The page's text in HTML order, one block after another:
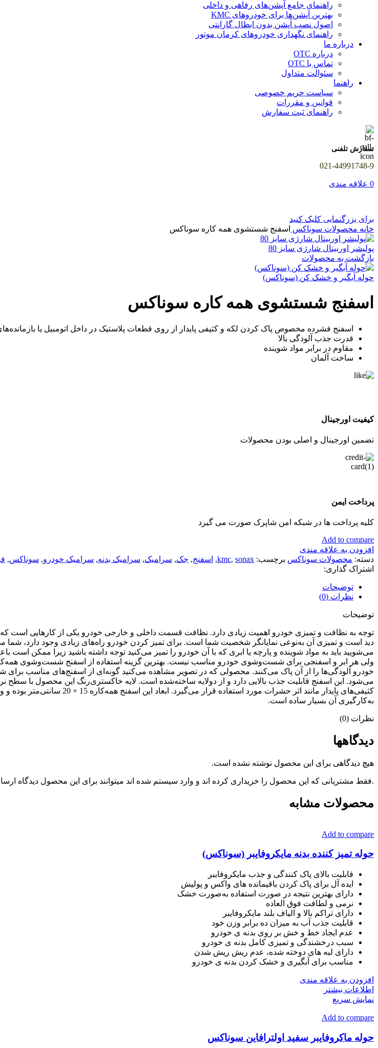
راهنمای جامع آپشن‌های رفاهی و داخلی
بهترین آپشن‌ها برای خودروهای KMC
اصول نصب آپشن بدون ابطال گارانتی
راهنمای نگهداری خودروهای کرمان موتور
درباره ما
درباره OTC
تماس با OTC
سئوالت متداول
راهنما
سیاست حریم خصوصی
قوانین و مقررات
راهنمای ثبت سفارش
سفارش تلفنی
021-44991748-9
0 علاقه مندی
برای بزرگنمایی کلیک کنید
خانه محصولات سوناکس اسفنج شستشوی همه کاره سوناکس
پولیشر اوربیتال شارژی سایز 80
بازگشت به محصولات
حوله آبگیر و خشک کن (سوناکس)
اسفنج شستشوی همه کاره سوناکس
اسفنج فشرده مخصوص پاک کردن لکه و کثیفی پایدار از روی قطعات پلاستیک در داخل اتومبیل یا
قدرت جذب آلودگی بالا
مقاوم در برابر مواد شوینده
ساخت آلمان
کیفیت اورجینال
تضمین اورجینال و اصلی بودن محصولات
پرداخت ایمن
کلیه پرداخت ها در شبکه امن شاپرک صورت می گیرد
Add to compare
افزودن به علاقه مندی
دسته: محصولات سوناکس برچسب: kmc, sonax
, اسفنج, جک, سرامیک, سرامیک بدنه, سرامیک خودرو, سوناکس,
اشتراک گذاری:
توضیحات
نظرات (0)
توضیحات
توجه به نظافت و تمیزی خودرو اهمیت زیادی دارد. نظافت قسمت داخلی و خارجی خودرو یکی از کارهایی
دید است و تمیزی آن به‌نوعی نمایانگر شخصیت شما است. برای تمیز کردن خودرو راه‌های زیادی وجود دارد، شما
می‌شویید باید به مواد شوینده و پارچه یا ابری که با آن خودرو را تمیز می‌کنید توجه داشته باشید زیرا ممکن
ولی هر ابر و اسفنجی برای شست‌وشوی خودرو مناسب نیست. بهترین گزینه استفاده از اسفنج شست‌وشوی
می‌شود. این اسفنج قابلیت جذب بالایی دارد و از دولایه ساخته‌شده است. لایه خاکستری‌رنگ این محصول با
به‌کارگیری آن بسیار ساده است.
نظرات (0)
دیدگاهها
هیچ دیدگاهی برای این محصول نوشته نشده است.
.فقط مشتریانی که این محصول را خریداری کرده اند و وارد سیستم شده اند میتوانند برای این محصول دیدگاه
محصولات مشابه
Add to compare
حوله تمیز کننده بدنه مایکروفایبر (سوناکس)
قابلیت بالای پاک کنندگی و جذب مایکروفایبر
ایده آل برای پاک کردن باقیمانده های واکس و پولیش
دارای بهترین نتیجه در صورت استفاده به‌صورت خشک
نرمی و لطافت فوق العاده
دارای تراکم بالا و الیاف بلند مایکروفایبر
قابلیت جذب آب به میزان ده برابر وزن خود
عدم ایجاد خط و خش بر روی بدنه ی خودرو
سبب درخشندگی و تمیزی کامل بدنه ی خودرو
دارای لبه های دوخته شده، عدم ریش ریش شدن
مناسب برای آبگیری و خشک کردن بدنه ی خودرو
افزودن به علاقه مندی
اطلاعات بیشتر
نمایش سریع
Add to compare
حوله ماکروفایبر سفید اولترافاین سوناکس